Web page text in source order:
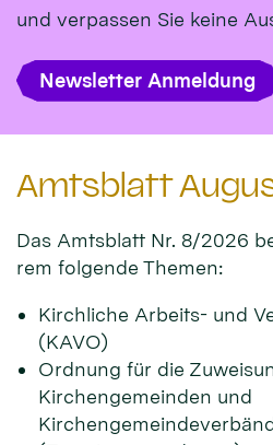
und verpassen Sie keine
Newsletter Anmeldung
Amtsblatt
Das Amts­blatt Nr. 8/2026
rem fol­gen­de Themen:
Kirchliche Arbeits- und
(KAVO)
Ordnung für die
Kirchengemeinden und